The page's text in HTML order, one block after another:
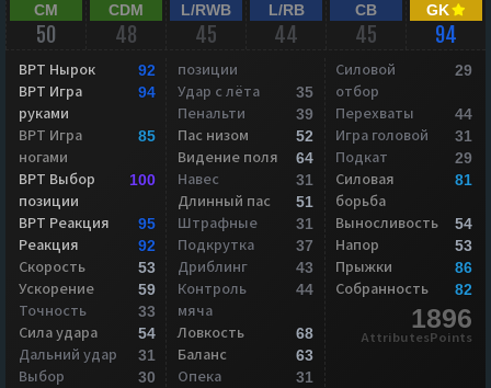
CM
50
CDM
48
L/RWB
45
L/RB
44
CB
45
GK
94
ВРТ Нырок 92
ВРТ Игра
руками
94
ВРТ Игра
ногами
85
ВРТ Выбор
позиции
100
ВРТ Реакция 95
Реакция 92
Скорость 53
Ускорение 59
Точность 33
Сила удара 54
Дальний удар 31
Выбор
позиции
30
Удар с лёта 35
Пенальти 39
Пас низом 52
Видение поля 64
Навес 31
Длинный пас 51
Штрафные 31
Подкрутка 37
Дриблинг 43
Контроль
мяча
44
Ловкость 68
Баланс 63
Опека 31
Силовой
отбор
29
Перехваты 44
Игра головой 31
Подкат 29
Силовая
борьба
81
Выносливость 54
Напор 53
Прыжки 86
Собранность 82
1896
AttributesPoints